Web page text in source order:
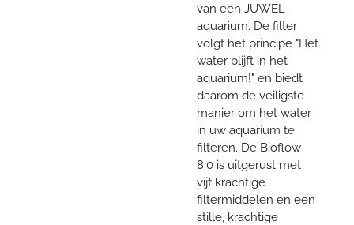
van een JUWEL-
aquarium. De filter
volgt het principe "Het
water blijft in het
aquarium!" en biedt
daarom de veiligste
manier om het water
in uw ​​aquarium te
filteren. De Bioflow
8.0 is uitgerust met
vijf krachtige
filtermiddelen en een
stille, krachtige